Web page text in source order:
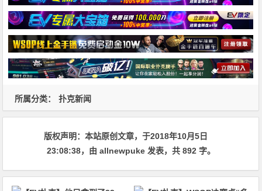
所属分类： 扑克新闻
版权声明：本站原创文章，于2018年10月5日
23:08:38，由allnewpuke 发表，共 892 字。